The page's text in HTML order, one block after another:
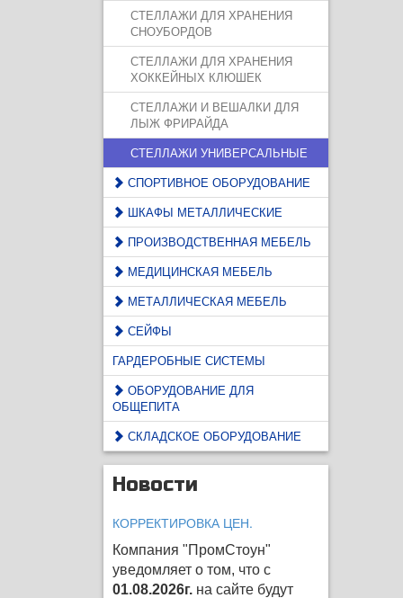
СТЕЛЛАЖИ ДЛЯ ХРАНЕНИЯ
СНОУБОРДОВ
СТЕЛЛАЖИ ДЛЯ ХРАНЕНИЯ
ХОККЕЙНЫХ КЛЮШЕК
СТЕЛЛАЖИ И ВЕШАЛКИ ДЛЯ
ЛЫЖ ФРИРАЙДА
СТЕЛЛАЖИ УНИВЕРСАЛЬНЫЕ
СПОРТИВНОЕ ОБОРУДОВАНИЕ
ШКАФЫ МЕТАЛЛИЧЕСКИЕ
ПРОИЗВОДСТВЕННАЯ МЕБЕЛЬ
МЕДИЦИНСКАЯ МЕБЕЛЬ
МЕТАЛЛИЧЕСКАЯ МЕБЕЛЬ
СЕЙФЫ
ГАРДЕРОБНЫЕ СИСТЕМЫ
ОБОРУДОВАНИЕ ДЛЯ
ОБЩЕПИТА
СКЛАДСКОЕ ОБОРУДОВАНИЕ
Новости
КОРРЕКТИРОВКА ЦЕН.
Компания "ПромСтоун"
уведомляет о том, что с
01.08.2026г. на сайте будут